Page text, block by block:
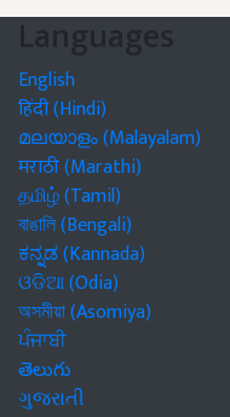
Languages
English
हिंदी (Hindi)
മലയാളം (Malayalam)
मराठी (Marathi)
தமிழ் (Tamil)
বাঙালি (Bengali)
ಕನ್ನಡ (Kannada)
ଓଡିଆ (Odia)
অসমীয়া (Asomiya)
ਪੰਜਾਬੀ
తెలుగు
ગુજરાતી